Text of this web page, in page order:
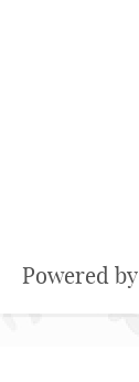
Powered by